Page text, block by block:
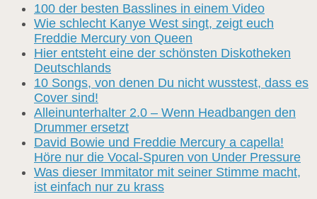
100 der besten Basslines in einem Video
Wie schlecht Kanye West singt, zeigt euch
Freddie Mercury von Queen
Hier entsteht eine der schönsten Diskotheken
Deutschlands
10 Songs, von denen Du nicht wusstest, dass es
Cover sind!
Alleinunterhalter 2.0 – Wenn Headbangen den
Drummer ersetzt
David Bowie und Freddie Mercury a capella!
Höre nur die Vocal-Spuren von Under Pressure
Was dieser Immitator mit seiner Stimme macht,
ist einfach nur zu krass